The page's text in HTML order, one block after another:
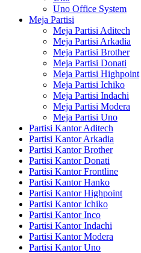
Uno Office System
Meja Partisi
Meja Partisi Aditech
Meja Partisi Arkadia
Meja Partisi Brother
Meja Partisi Donati
Meja Partisi Highpoint
Meja Partisi Ichiko
Meja Partisi Indachi
Meja Partisi Modera
Meja Partisi Uno
Partisi Kantor Aditech
Partisi Kantor Arkadia
Partisi Kantor Brother
Partisi Kantor Donati
Partisi Kantor Frontline
Partisi Kantor Hanko
Partisi Kantor Highpoint
Partisi Kantor Ichiko
Partisi Kantor Inco
Partisi Kantor Indachi
Partisi Kantor Modera
Partisi Kantor Uno